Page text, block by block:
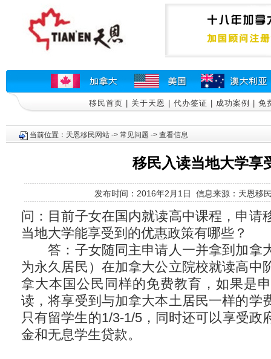
移民首页 关于天恩 代办签证 成功案例 免
当前位置： 天恩移民网站 -> 常见问题 -> 查看信息
移民入读当地大学享
发布时间：2016年2月1日 信息来源：天恩移
问：目前子女在国内就读高中课程，申请
当地大学能享受到的优惠政策有哪些？
答：子女随同主申请人一并拿到加拿
为永久居民）在加拿大公立院校就读高中
拿大本国公民同样的免费教育，如果是
读，将享受到与加拿大本土居民一样的学
只有留学生的1/3-1/5，同时还可以享受政
金和无息学生贷款。